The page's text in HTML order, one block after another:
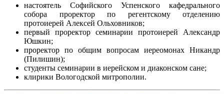
настоятель Софийского Успенского кафедрального
собора проректор по регентскому отделению
протоиерей Алексей Ольховников;
первый проректор семинарии протоиерей Александр
Юшкин;
проректор по общим вопросам иереомонах Никандр
(Пилишин);
студенты семинарии в иерейском и диаконском сане;
клирики Вологодской митрополии.